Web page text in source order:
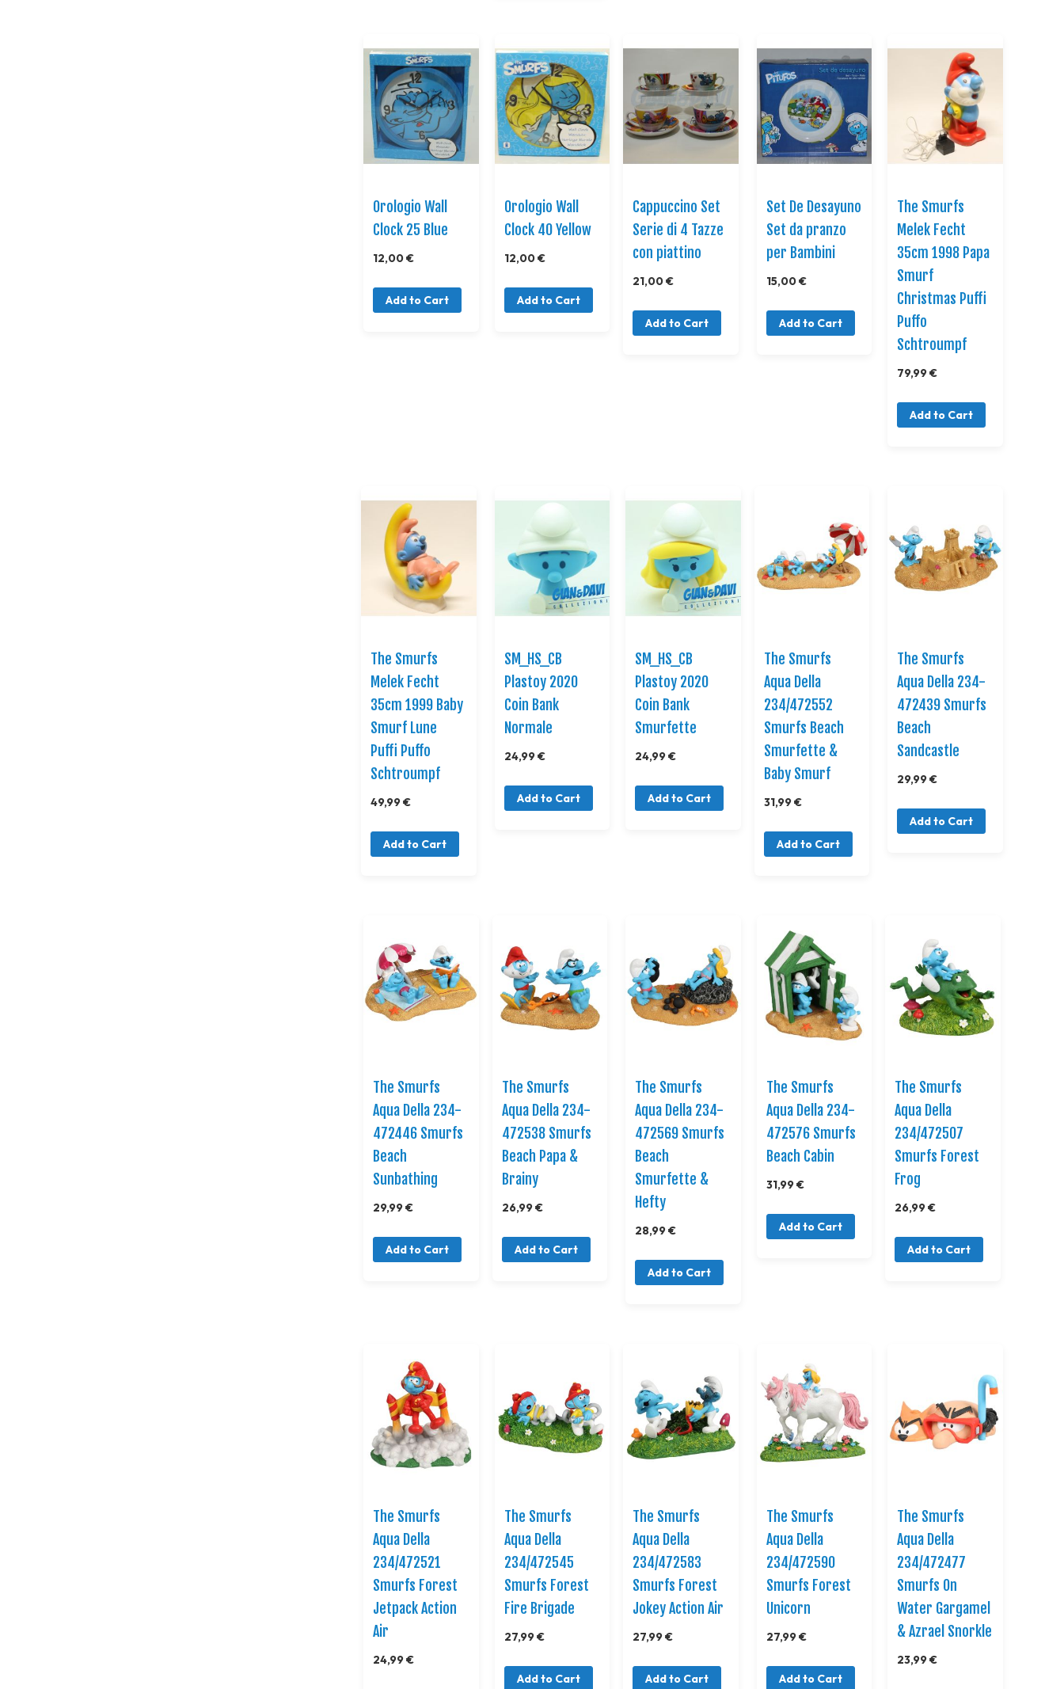
Orologio Wall
Clock 25 Blue
12,00 €
Add to Cart
Orologio Wall
Clock 40 Yellow
12,00 €
Add to Cart
Cappuccino Set
Serie di 4 Tazze
con piattino
21,00 €
Add to Cart
Set De Desayuno
Set da pranzo
per Bambini
15,00 €
Add to Cart
The Smurfs
Melek Fecht
35cm 1998 Papa
Smurf
Christmas Puffi
Puffo
Schtroumpf
79,99 €
Add to Cart
The Smurfs
Melek Fecht
35cm 1999 Baby
Smurf Lune
Puffi Puffo
Schtroumpf
49,99 €
Add to Cart
SM_HS_CB
Plastoy 2020
Coin Bank
Normale
24,99 €
Add to Cart
SM_HS_CB
Plastoy 2020
Coin Bank
Smurfette
24,99 €
Add to Cart
The Smurfs
Aqua Della
234/472552
Smurfs Beach
Smurfette &
Baby Smurf
31,99 €
Add to Cart
The Smurfs
Aqua Della 234-
472439 Smurfs
Beach
Sandcastle
29,99 €
Add to Cart
The Smurfs
Aqua Della 234-
472446 Smurfs
Beach
Sunbathing
29,99 €
Add to Cart
The Smurfs
Aqua Della 234-
472538 Smurfs
Beach Papa &
Brainy
26,99 €
Add to Cart
The Smurfs
Aqua Della 234-
472569 Smurfs
Beach
Smurfette &
Hefty
28,99 €
Add to Cart
The Smurfs
Aqua Della 234-
472576 Smurfs
Beach Cabin
31,99 €
Add to Cart
The Smurfs
Aqua Della
234/472507
Smurfs Forest
Frog
26,99 €
Add to Cart
The Smurfs
Aqua Della
234/472521
Smurfs Forest
Jetpack Action
Air
24,99 €
The Smurfs
Aqua Della
234/472545
Smurfs Forest
Fire Brigade
27,99 €
Add to Cart
The Smurfs
Aqua Della
234/472583
Smurfs Forest
Jokey Action Air
27,99 €
Add to Cart
The Smurfs
Aqua Della
234/472590
Smurfs Forest
Unicorn
27,99 €
Add to Cart
The Smurfs
Aqua Della
234/472477
Smurfs On
Water Gargamel
& Azrael Snorkle
23,99 €